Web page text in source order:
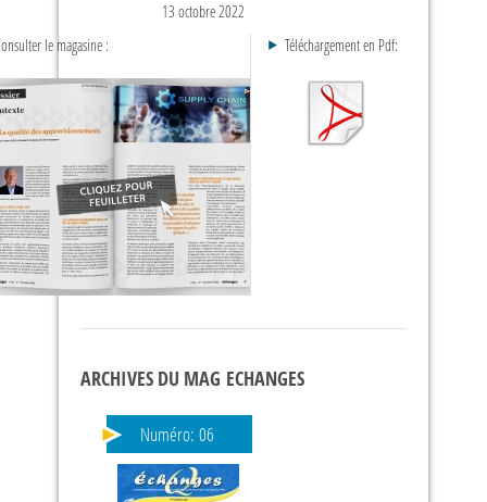
13 octobre 2022
le magasine :
Téléchargement en Pdf:
ARCHIVES DU MAG ECHANGES
Numéro: 06